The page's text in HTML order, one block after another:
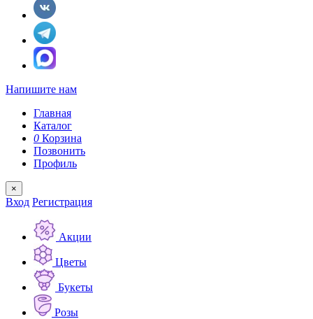
Напишите нам
Главная
Каталог
0 Корзина
Позвонить
Профиль
×
Вход Регистрация
Акции
Цветы
Букеты
Розы